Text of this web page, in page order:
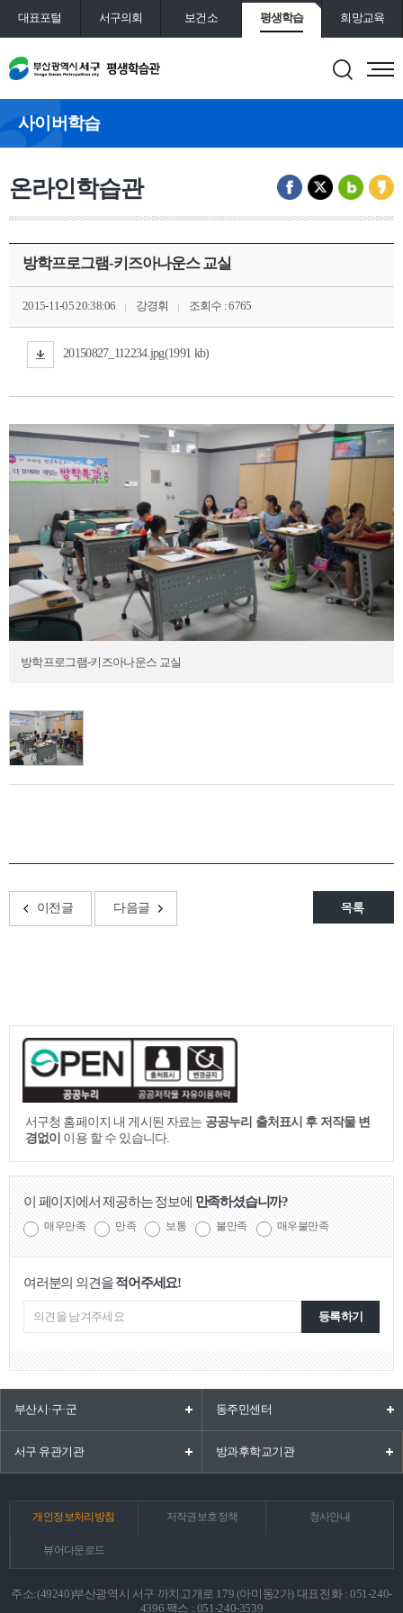
대표포털 서구의회 보건소 평생학습 희망교육
사이버학습
온라인학습관
방학프로그램-키즈아나운스 교실
2015-11-05 20:38:06 강경휘 조회수 : 6765
20150827_112234.jpg(1991 kb)
방학프로그램-키즈아나운스 교실
이전글 다음글
서구청 홈페이지 내 게시된 자료는 공공누리 출처표시 후 저작물 변
경없이 이용 할 수 있습니다.
이 페이지에서 제공하는 정보에 만족하셨습니까?
매우만족 만족 보통 불만족 매우불만족
여러분의 의견을적어주세요!
등록하기
부산시·구·군 동주민센터
서구 유관기관 방과후학교기관
개인정보처리방침 저작권보호정책 청사안내
뷰어다운로드
주소:(49240)부산광역시 서구 까치고개로 179 (아미동2가) 대표전화 : 051-240-
4396 팩스 : 051-240-3539